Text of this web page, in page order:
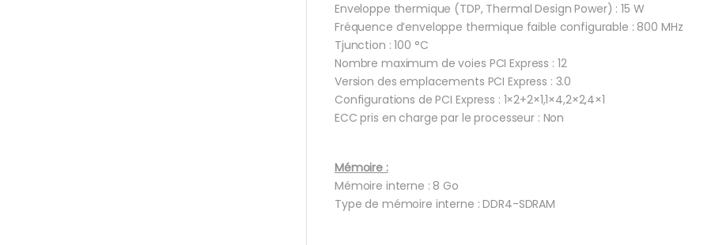
Enveloppe thermique (TDP, Thermal Design Power) : 15 W
Fréquence d’enveloppe thermique faible configurable : 800 MHz
Tjunction : 100 °C
Nombre maximum de voies PCI Express : 12
Version des emplacements PCI Express : 3.0
Configurations de PCI Express : 1×2+2×1,1×4,2×2,4×1
ECC pris en charge par le processeur : Non
Mémoire :
Mémoire interne : 8 Go
Type de mémoire interne : DDR4-SDRAM